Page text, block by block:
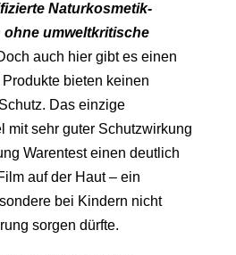
Naturkosmetik-
umweltkritische
auch hier gibt es einen
bieten keinen
Das einzige
mit sehr guter Schutzwirkung
Warentest einen deutlich
auf der Haut – ein
bei Kindern nicht
sorgen dürfte.